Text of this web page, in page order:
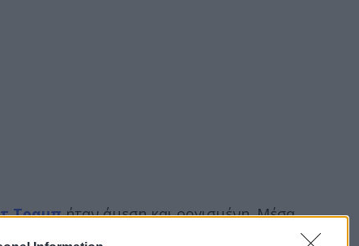
Τραμπήταν άμεση και οργισμένη. Μέσα
χωρίς νόημα, κατηγορώντας τους